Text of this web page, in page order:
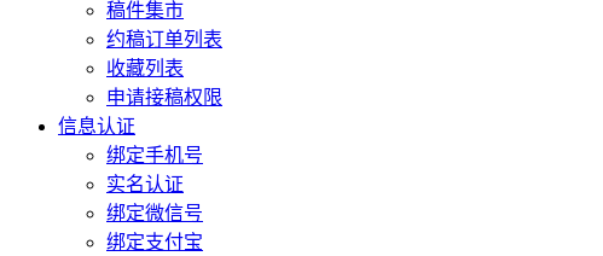
稿件集市
约稿订单列表
收藏列表
申请接稿权限
信息认证
绑定手机号
实名认证
绑定微信号
绑定支付宝